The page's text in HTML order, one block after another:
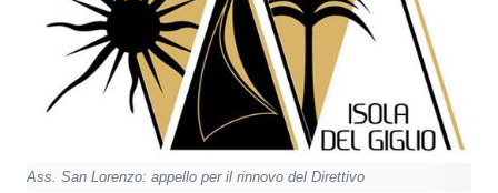
Ass. San Lorenzo: appello per il rinnovo del Direttivo